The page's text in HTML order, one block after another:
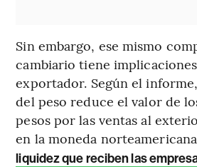
Sin embargo, ese mismo
cambiario tiene
exportador. Según el
del peso reduce el valor de
pesos por las ventas al
en la moneda
liquidez que reciben las